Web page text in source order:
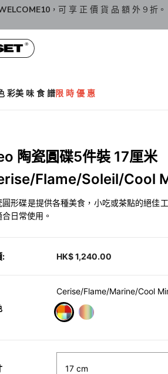
澳 門 訂 單 滿 HKD800 / HKD1,200 可 享 免
彩美 味 食 譜限 時 優 惠
陶瓷圓碟5件裝 17厘米
Flame/Soleil/Cool
圓形碟是提供各種美食，小吃或茶點的絕佳
合日常使用。
: HK$ 1,240.00
Cerise/Flame/Marine/Cool